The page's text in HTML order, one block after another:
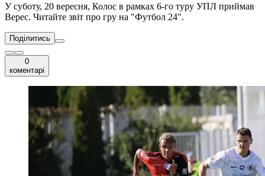
У суботу, 20 вересня, Колос в рамках 6-го туру УПЛ приймав
Верес. Читайте звіт про гру на "Футбол 24".
Поділитись
0
коментарі